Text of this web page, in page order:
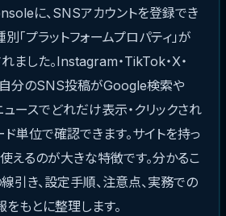
に、SNSアカウントを登録でき
「プラットフォームプロパティ」が
した。Instagram・TikTok・X・
分のSNS投稿がGoogle検索や
ースでどれだけ表示・クリックされ
単位で確認できます。サイトを持っ
えるのが大きな特徴です。分かるこ
引き、設定手順、注意点、実務での
もとに整理します。